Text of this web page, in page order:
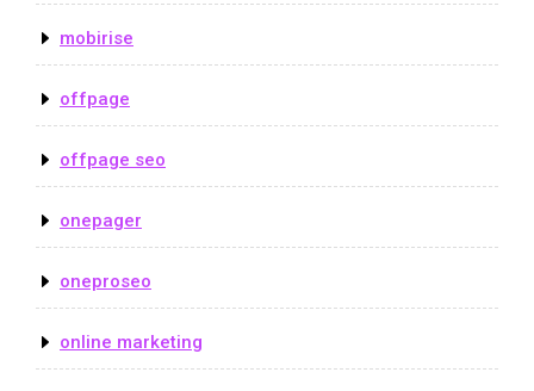
mobirise
offpage
offpage seo
onepager
oneproseo
online marketing